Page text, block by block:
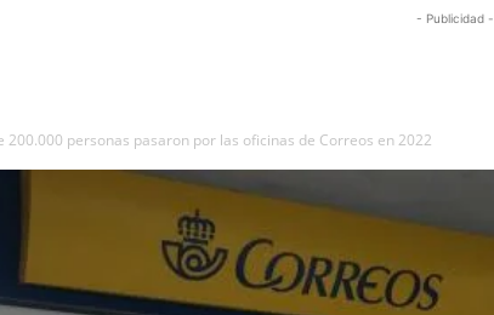
- Publicidad -
200.000 personas pasaron por las oficinas de Correos en 2022